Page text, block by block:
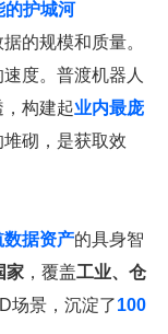
的护城河
的规模和质量。
度。普渡机器人
构建起业内最庞
砌，是获取效
数据资产的具身智
家 ，覆盖工业、仓
场景，沉淀了100